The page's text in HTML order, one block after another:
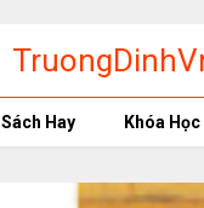
phần mềm
Sách Hay Khóa Học